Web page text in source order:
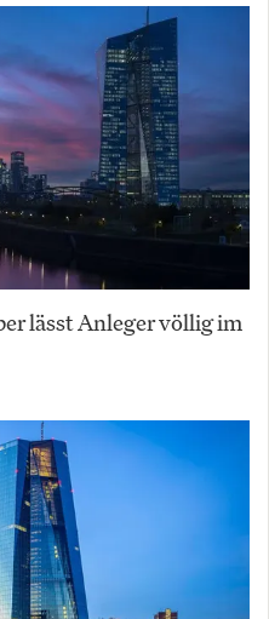
lässt Anleger völlig im